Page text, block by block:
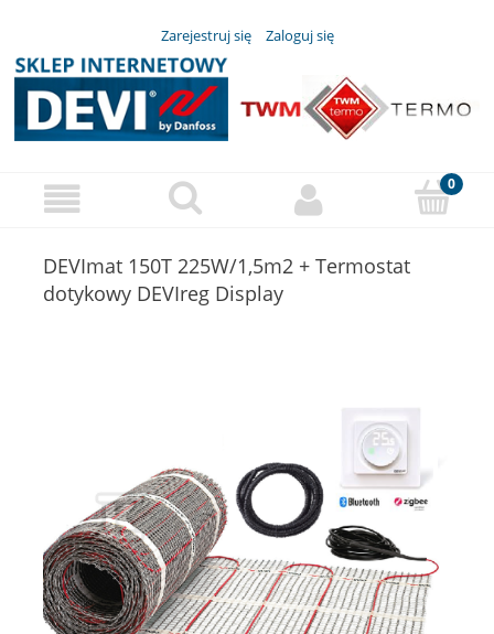
Zarejestruj się Zaloguj się
DEVImat 150T 225W/1,5m2 + Termostat
dotykowy DEVIreg Display